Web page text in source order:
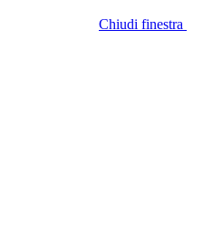
Chiudi finestra